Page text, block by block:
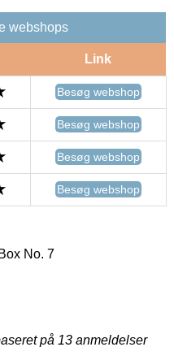
webshops
Link
Besøg webshop
Besøg webshop
Besøg webshop
Besøg webshop
No. 7
på 13 anmeldelser